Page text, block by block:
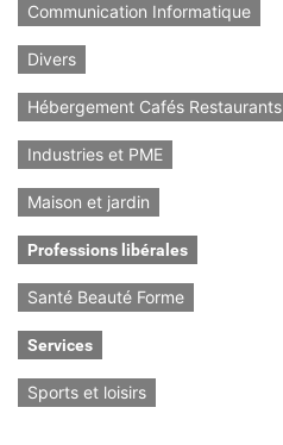
Communication Informatique
Divers
Hébergement Cafés Restaurants
Industries et PME
Maison et jardin
Professions libérales
Santé Beauté Forme
Services
Sports et loisirs